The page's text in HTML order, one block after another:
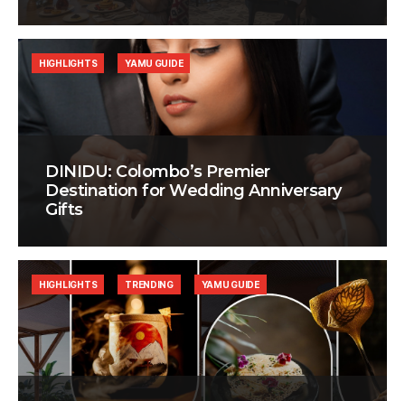
DINIDU: Colombo’s Premier
Destination for Wedding Anniversary
Gifts
HIGHLIGHTS YAMU GUIDE
HIGHLIGHTS TRENDING YAMU GUIDE